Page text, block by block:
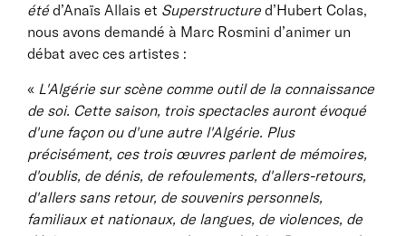
étéd’Anaïs Allais et Superstructure d’Hubert Colas,
nous avons demandé à Marc Rosmini d’animer un
débat avec ces artistes :
« L'Algérie sur scène comme outil de la connaissance
de soi. Cette saison, trois spectacles auront évoqué
d'une façon ou d'une autre l'Algérie. Plus
précisément, ces trois œuvres parlent de mémoires,
d'oublis, de dénis, de refoulements, d'allers-retours,
d'allers sans retour, de souvenirs personnels,
familiaux et nationaux, de langues, de violences, de